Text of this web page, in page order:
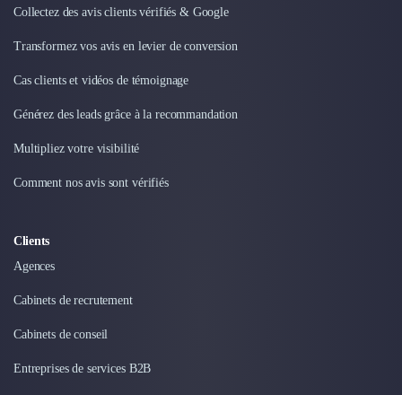
Collectez des avis clients vérifiés & Google
Transformez vos avis en levier de conversion
Cas clients et vidéos de témoignage
Générez des leads grâce à la recommandation
Multipliez votre visibilité
Comment nos avis sont vérifiés
Clients
Agences
Cabinets de recrutement
Cabinets de conseil
Entreprises de services B2B